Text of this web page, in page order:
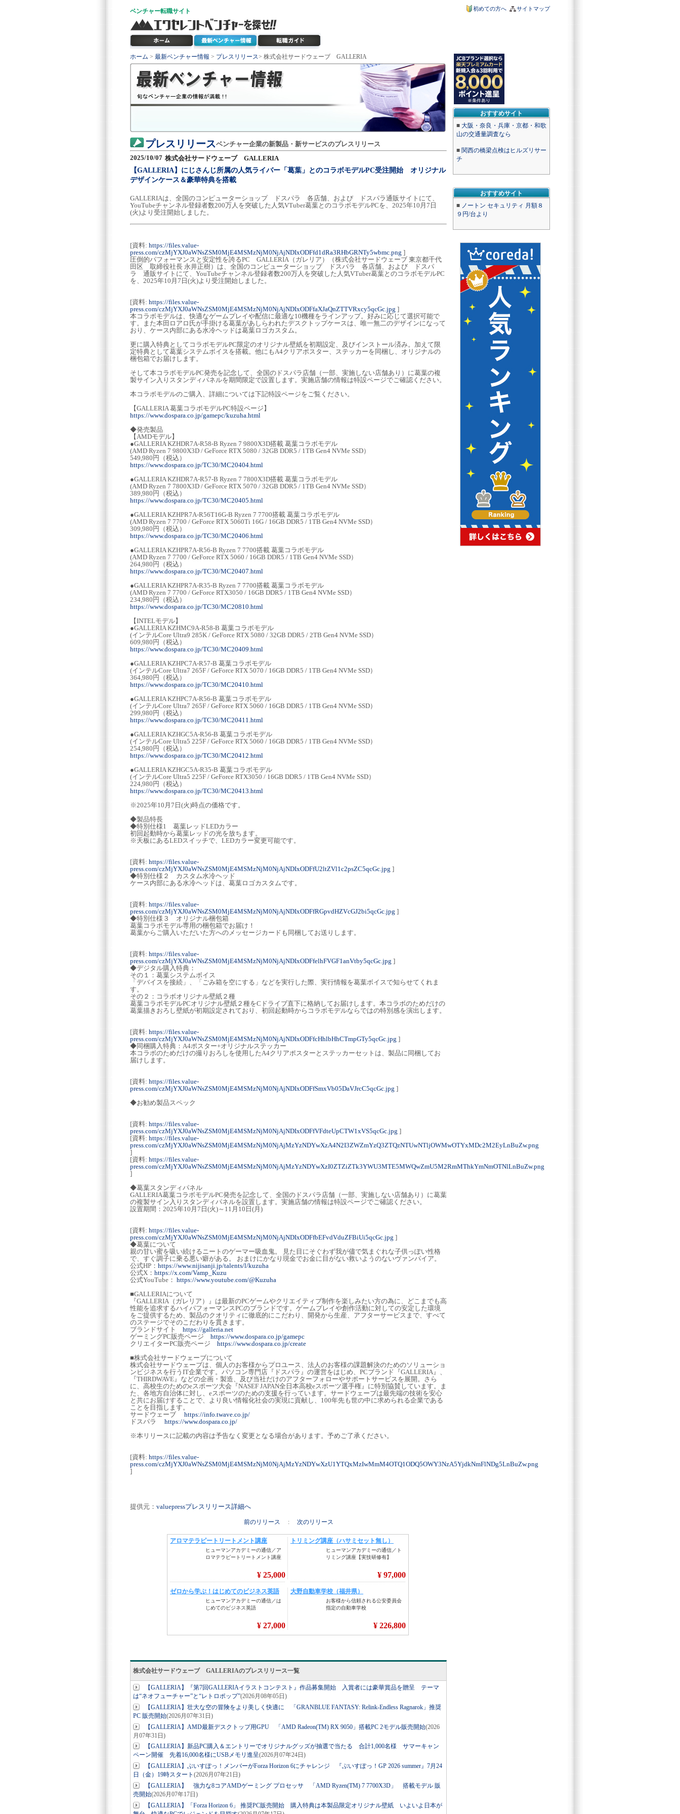
ベンチャー転職サイト サイトマップ
初めての方へ
おすすめサイト
■ 大阪・奈良・兵庫・京都・和歌
山の交通量調査なら
■ 関西の橋梁点検はヒルズリサー
チ
おすすめサイト
■ ノートン セキュリティ 月額８
９円/台より
ホーム > 最新ベンチャー情報 > プレスリリース> 株式会社サードウェーブ GALLERIA
プレスリリースベンチャー企業の新製品・新サービスのプレスリリース
2025/10/07 株式会社サードウェーブ GALLERIA
【GALLERIA】にじさんじ所属の人気ライバー「葛葉」とのコラボモデルPC受注開始 オリジナル
デザインケース＆豪華特典を搭載
GALLERIAは、全国のコンピューターショップ ドスパラ 各店舗、および ドスパラ通販サイトにて、
YouTubeチャンネル登録者数200万人を突破した人気VTuber葛葉とのコラボモデルPCを、2025年10月7日
(火)より受注開始しました。
[資料: https://files.value-
press.com/czMjYXJ0aWNsZSM0MjE4MSMzNjM0NjAjNDIxODFfd1dRa3RHbGRNTy5wbmc.png ]
圧倒的パフォーマンスと安定性を誇るPC GALLERIA（ガレリア）（株式会社サードウェーブ 東京都千代
田区 取締役社長 永井正樹）は、全国のコンピューターショップ ドスパラ 各店舗、および ドスパ
ラ 通販サイトにて、YouTubeチャンネル登録者数200万人を突破した人気VTuber葛葉とのコラボモデルPC
を、2025年10月7日(火)より受注開始しました。
[資料: https://files.value-
press.com/czMjYXJ0aWNsZSM0MjE4MSMzNjM0NjAjNDIxODFfaXJaQnZTTVRxcy5qcGc.jpg ]
本コラボモデルは、快適なゲームプレイや配信に最適な10機種をラインアップ。好みに応じて選択可能で
す。また本田ロアロ氏が手掛ける葛葉があしらわれたデスクトップケースは、唯一無二のデザインになって
おり、ケース内部にある水冷ヘッドは葛葉ロゴカスタム。
更に購入特典としてコラボモデルPC限定のオリジナル壁紙を初期設定、及びインストール済み。加えて限
定特典として葛葉システムボイスを搭載。他にもA4クリアポスター、ステッカーを同梱し、オリジナルの
梱包箱でお届けします。
そして本コラボモデルPC発売を記念して、全国のドスパラ店舗（一部、実施しない店舗あり）に葛葉の複
製サイン入りスタンディパネルを期間限定で設置します。実施店舗の情報は特設ページでご確認ください。
本コラボモデルのご購入、詳細については下記特設ページをご覧ください。
【GALLERIA 葛葉コラボモデルPC特設ページ】
https://www.dospara.co.jp/gamepc/kuzuha.html
◆発売製品
【AMDモデル】
●GALLERIA KZHDR7A-R58-B Ryzen 7 9800X3D搭載 葛葉コラボモデル
(AMD Ryzen 7 9800X3D / GeForce RTX 5080 / 32GB DDR5 / 1TB Gen4 NVMe SSD）
549,980円（税込）
https://www.dospara.co.jp/TC30/MC20404.html
●GALLERIA KZHDR7A-R57-B Ryzen 7 7800X3D搭載 葛葉コラボモデル
(AMD Ryzen 7 7800X3D / GeForce RTX 5070 / 32GB DDR5 / 1TB Gen4 NVMe SSD）
389,980円（税込）
https://www.dospara.co.jp/TC30/MC20405.html
●GALLERIA KZHPR7A-R56T16G-B Ryzen 7 7700搭載 葛葉コラボモデル
(AMD Ryzen 7 7700 / GeForce RTX 5060Ti 16G / 16GB DDR5 / 1TB Gen4 NVMe SSD）
309,980円（税込）
https://www.dospara.co.jp/TC30/MC20406.html
●GALLERIA KZHPR7A-R56-B Ryzen 7 7700搭載 葛葉コラボモデル
(AMD Ryzen 7 7700 / GeForce RTX 5060 / 16GB DDR5 / 1TB Gen4 NVMe SSD）
264,980円（税込）
https://www.dospara.co.jp/TC30/MC20407.html
●GALLERIA KZHPR7A-R35-B Ryzen 7 7700搭載 葛葉コラボモデル
(AMD Ryzen 7 7700 / GeForce RTX3050 / 16GB DDR5 / 1TB Gen4 NVMe SSD）
234,980円（税込）
https://www.dospara.co.jp/TC30/MC20810.html
【INTELモデル】
●GALLERIA KZHMC9A-R58-B 葛葉コラボモデル
(インテルCore Ultra9 285K / GeForce RTX 5080 / 32GB DDR5 / 2TB Gen4 NVMe SSD）
609,980円（税込）
https://www.dospara.co.jp/TC30/MC20409.html
●GALLERIA KZHPC7A-R57-B 葛葉コラボモデル
(インテルCore Ultra7 265F / GeForce RTX 5070 / 16GB DDR5 / 1TB Gen4 NVMe SSD）
364,980円（税込）
https://www.dospara.co.jp/TC30/MC20410.html
●GALLERIA KZHPC7A-R56-B 葛葉コラボモデル
(インテルCore Ultra7 265F / GeForce RTX 5060 / 16GB DDR5 / 1TB Gen4 NVMe SSD）
299,980円（税込）
https://www.dospara.co.jp/TC30/MC20411.html
●GALLERIA KZHGC5A-R56-B 葛葉コラボモデル
(インテルCore Ultra5 225F / GeForce RTX 5060 / 16GB DDR5 / 1TB Gen4 NVMe SSD）
254,980円（税込）
https://www.dospara.co.jp/TC30/MC20412.html
●GALLERIA KZHGC5A-R35-B 葛葉コラボモデル
(インテルCore Ultra5 225F / GeForce RTX3050 / 16GB DDR5 / 1TB Gen4 NVMe SSD）
224,980円（税込）
https://www.dospara.co.jp/TC30/MC20413.html
※2025年10月7日(火)時点の価格です。
◆製品特長
◆特別仕様1 葛葉レッドLEDカラー
初回起動時から葛葉レッドの光を放ちます。
※天板にあるLEDスイッチで、LEDカラー変更可能です。
[資料: https://files.value-
press.com/czMjYXJ0aWNsZSM0MjE4MSMzNjM0NjAjNDIxODFfU2ltZVl1c2psZC5qcGc.jpg ]
◆特別仕様２ カスタム水冷ヘッド
ケース内部にある水冷ヘッドは、葛葉ロゴカスタムです。
[資料: https://files.value-
press.com/czMjYXJ0aWNsZSM0MjE4MSMzNjM0NjAjNDIxODFfRGpvdHZVcGJ2bi5qcGc.jpg ]
◆特別仕様３ オリジナル梱包箱
葛葉コラボモデル専用の梱包箱でお届け！
葛葉からご購入いただいた方へのメッセージカードも同梱してお送りします。
[資料: https://files.value-
press.com/czMjYXJ0aWNsZSM0MjE4MSMzNjM0NjAjNDIxODFfelhFVGF1anVtby5qcGc.jpg ]
◆デジタル購入特典：
その１：葛葉システムボイス
「デバイスを接続」、「ごみ箱を空にする」などを実行した際、実行情報を葛葉ボイスで知らせてくれま
す。
その２：コラボオリジナル壁紙２種
葛葉コラボモデルPCオリジナル壁紙２種をCドライブ直下に格納してお届けします。本コラボのためだけの
葛葉描きおろし壁紙が初期設定されており、初回起動時からコラボモデルならではの特別感を演出します。
[資料: https://files.value-
press.com/czMjYXJ0aWNsZSM0MjE4MSMzNjM0NjAjNDIxODFfcHhlbHhCTmpGTy5qcGc.jpg ]
◆同梱購入特典：A4ポスター+オリジナルステッカー
本コラボのためだけの撮りおろしを使用したA4クリアポスターとステッカーセットは、製品に同梱してお
届けします。
[資料: https://files.value-
press.com/czMjYXJ0aWNsZSM0MjE4MSMzNjM0NjAjNDIxODFfSmxVb05DaVJrcC5qcGc.jpg ]
◆お勧め製品スペック
[資料: https://files.value-
press.com/czMjYXJ0aWNsZSM0MjE4MSMzNjM0NjAjNDIxODFfVFdteUpCTW1xVS5qcGc.jpg ]
[資料: https://files.value-
press.com/czMjYXJ0aWNsZSM0MjE4MSMzNjM0NjAjMzYzNDYwXzA4N2I3ZWZmYzQ3ZTQzNTUwNTljOWMwOTYxMDc2M2EyLnBuZw.png
]
[資料: https://files.value-
press.com/czMjYXJ0aWNsZSM0MjE4MSMzNjM0NjAjMzYzNDYwXzI0ZTZiZTk3YWU3MTE5MWQwZmU5M2RmMThkYmNmOTNlLnBuZw.png
]
◆葛葉スタンディパネル
GALLERIA葛葉コラボモデルPC発売を記念して、全国のドスパラ店舗（一部、実施しない店舗あり）に葛葉
の複製サイン入りスタンディパネルを設置します。実施店舗の情報は特設ページでご確認ください。
設置期間：2025年10月7日(火)～11月10日(月)
[資料: https://files.value-
press.com/czMjYXJ0aWNsZSM0MjE4MSMzNjM0NjAjNDIxODFfbEFvdVduZFBiUi5qcGc.jpg ]
◆葛葉について
親の甘い蜜を吸い続けるニートのゲーマー吸血鬼。 見た目にそぐわず我が儘で気まぐれな子供っぽい性格
で、すぐ調子に乗る悪い癖がある。 おまけにかなり現金でお金に目がない救いようのないヴァンパイア。
公式HP： https://www.nijisanji.jp/talents/l/kuzuha
公式X： https://x.com/Vamp_Kuzu
公式YouTube： https://www.youtube.com/@Kuzuha
■GALLERIAについて
『GALLERIA（ガレリア）』は最新のPCゲームやクリエイティブ制作を楽しみたい方の為に、どこまでも高
性能を追求するハイパフォーマンスPCのブランドです。ゲームプレイや創作活動に対しての安定した環境
をご提供するため、製品のクオリティに徹底的にこだわり、開発から生産、アフターサービスまで、すべて
のステージでそのこだわりを貫きます。
ブランドサイト https://galleria.net
ゲーミングPC販売ページ https://www.dospara.co.jp/gamepc
クリエイターPC販売ページ https://www.dospara.co.jp/create
■株式会社サードウェーブについて
株式会社サードウェーブは、個人のお客様からプロユース、法人のお客様の課題解決のためのソリューショ
ンビジネスを行うIT企業です。パソコン専門店『ドスパラ』の運営をはじめ、PCブランド『GALLERIA』、
『THIRDWAVE』などの企画・製造、及び当社だけのアフターフォローやサポートサービスを展開。さら
に、高校生のためのeスポーツ大会『NASEF JAPAN全日本高校eスポーツ選手権』に特別協賛しています。ま
た、各地方自治体に対し、eスポーツのための支援を行っています。サードウェーブは最先端の技術を安心
と共にお届けすることで、より良い情報化社会の実現に貢献し、100年先も世の中に求められる企業である
ことを目指します。
サードウェーブ https://info.twave.co.jp/
ドスパラ https://www.dospara.co.jp/
※本リリースに記載の内容は予告なく変更となる場合があります。予めご了承ください。
[資料: https://files.value-
press.com/czMjYXJ0aWNsZSM0MjE4MSMzNjM0NjAjMzYzNDYwXzU1YTQxMzIwMmM4OTQ1ODQ5OWY3NzA5YjdkNmFlNDg5LnBuZw.png
]
提供元： valuepressプレスリリース詳細へ
前のリリース : 次のリリース
株式会社サードウェーブ GALLERIAのプレスリリース一覧
【GALLERIA】『第7回GALLERIAイラストコンテスト』作品募集開始 入賞者には豪華賞品を贈呈 テーマ
は“ネオフューチャー”と“レトロポップ”(2026月08年05日)
【GALLERIA】壮大な空の冒険をより美しく快適に 「GRANBLUE FANTASY: Relink-Endless Ragnarok」推奨
PC 販売開始(2026月07年31日)
【GALLERIA】AMD最新デスクトップ用GPU 「AMD Radeon(TM) RX 9050」搭載PC 2モデル販売開始(2026
月07年31日)
【GALLERIA】新品PC購入＆エントリーでオリジナルグッズが抽選で当たる 合計1,000名様 サマーキャン
ペーン開催 先着16,000名様にUSBメモリ進呈(2026月07年24日)
【GALLERIA】ぶいすぽっ！メンバーがForza Horizon 6にチャレンジ 『ぶいすぽっ！GP 2026 summer』7月24
日（金）19時スタート (2026月07年21日)
【GALLERIA】 強力な8コアAMDゲーミング プロセッサ 「AMD Ryzen(TM) 7 7700X3D」 搭載モデル 販
売開始(2026月07年17日)
【GALLERIA】「Forza Horizon 6」 推奨PC販売開始 購入特典は本製品限定オリジナル壁紙 いよいよ日本が